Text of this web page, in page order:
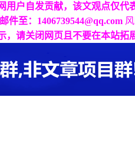
用户自发贡献，该文观点仅
件至：1406739544@qq.com
，请关闭网页且不要在本站拓